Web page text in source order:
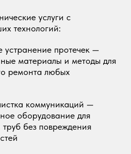
услуги с
технологий:
устранение протечек —
материалы и методы для
ремонта любых
коммуникаций —
оборудование для
без повреждения